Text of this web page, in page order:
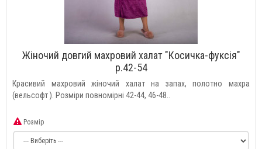
Жіночий довгий махровий халат "Косичка-фуксія"
р.42-54
Красивий махровий жіночий халат на запах, полотно махра
(вельсофт ). Розміри повномірні 42-44, 46-48..
Розмір